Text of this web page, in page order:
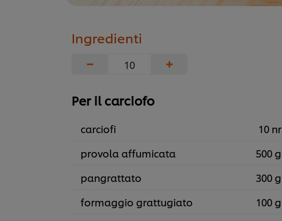
Ingredienti
−
+
Per il carciofo
carciofi
10 nr
provola affumicata
500 g
pangrattato
300 g
formaggio grattugiato
100 g